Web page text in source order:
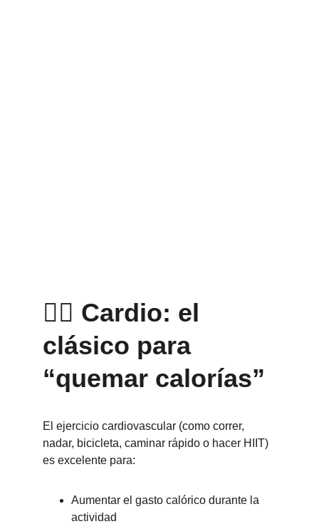
🏃‍♀️ Cardio: el
clásico para
“quemar calorías”
El ejercicio cardiovascular (como correr,
nadar, bicicleta, caminar rápido o hacer HIIT)
es excelente para:
Aumentar el gasto calórico durante la
actividad